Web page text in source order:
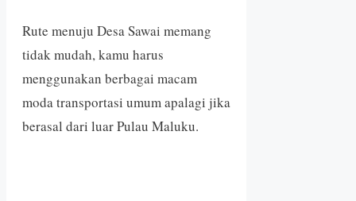
Rute menuju Desa Sawai memang
tidak mudah, kamu harus
menggunakan berbagai macam
moda transportasi umum apalagi jika
berasal dari luar Pulau Maluku.